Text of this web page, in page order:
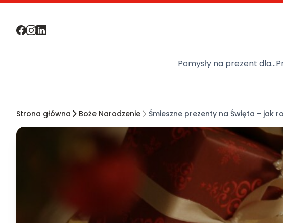
Pomysły na prezent dla…
Strona główna Boże Narodzenie Śmieszne prezenty na Święta – jak